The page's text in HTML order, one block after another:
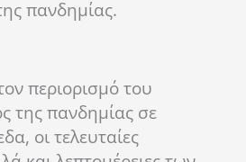
πανδημίας.
περιορισμό του
της πανδημίας σε
οι τελευταίες